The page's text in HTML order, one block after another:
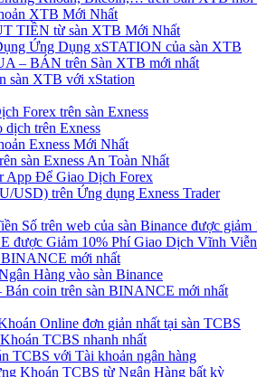
XTB Mới Nhất
TIỀN từ sàn XTB Mới Nhất
Ứng Dụng xSTATION của sàn XTB
– BÁN trên Sàn XTB mới nhất
sàn XTB với xStation
Forex trên sàn Exness
dịch trên Exness
Exness Mới Nhất
sàn Exness An Toàn Nhất
App Để Giao Dịch Forex
USD) trên Ứng dụng Exness Trader
Số trên web của sàn Binance được
được Giảm 10% Phí Giao Dịch Vĩnh Viễn
mới nhất
Hàng vào sàn Binance
Bán coin trên sàn BINANCE mới nhất
Online đơn giản nhất tại sàn TCBS
TCBS nhanh nhất
TCBS với Tài khoản ngân hàng
Khoán TCBS từ Ngân Hàng bất kỳ